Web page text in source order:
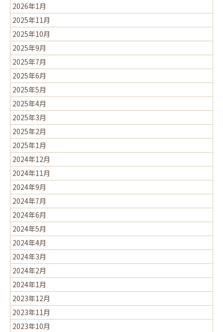
2026年1月
2025年11月
2025年10月
2025年9月
2025年7月
2025年6月
2025年5月
2025年4月
2025年3月
2025年2月
2025年1月
2024年12月
2024年11月
2024年9月
2024年7月
2024年6月
2024年5月
2024年4月
2024年3月
2024年2月
2024年1月
2023年12月
2023年11月
2023年10月